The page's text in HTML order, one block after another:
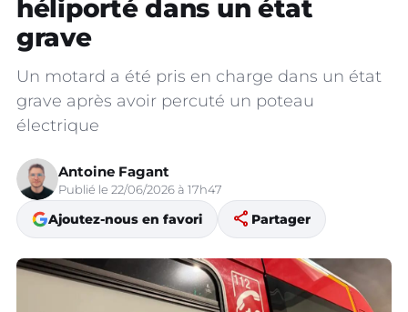
héliporté dans un état
grave
Un motard a été pris en charge dans un état
grave après avoir percuté un poteau
électrique
Antoine Fagant
Publié le 22/06/2026 à 17h47
Ajoutez-nous en favori share Partager